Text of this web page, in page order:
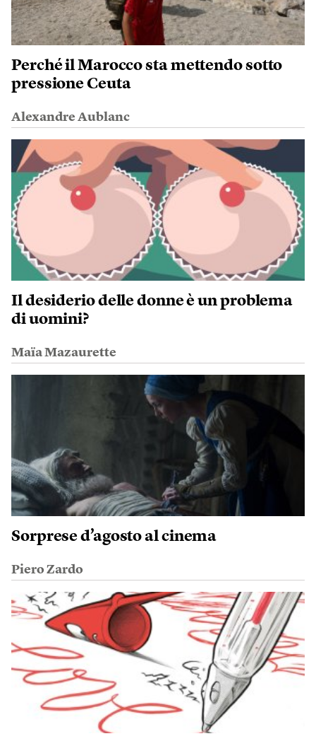
Perché il Marocco sta mettendo sotto
pressione Ceuta
Alexandre Aublanc
Il desiderio delle donne è un problema
di uomini?
Maïa Mazaurette
Sorprese d’agosto al cinema
Piero Zardo